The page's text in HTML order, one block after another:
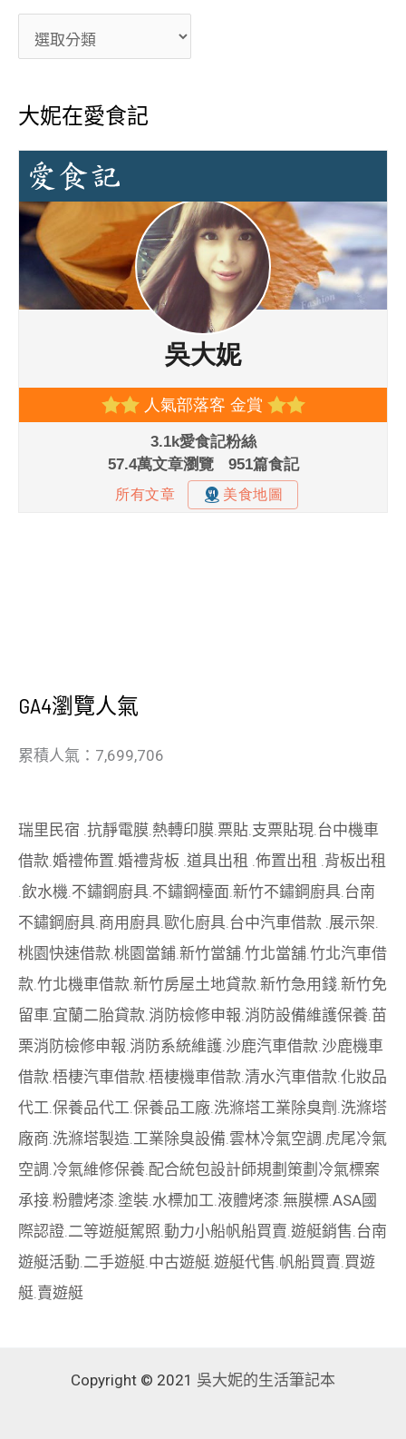
大妮在愛食記
GA4瀏覽人氣
累積人氣：7,699,706
瑞里民宿 .抗靜電膜.熱轉印膜.票貼.支票貼現.台中機車
借款.婚禮佈置.婚禮背板 .道具出租 .佈置出租 .背板出租
.飲水機.不鏽鋼廚具.不鏽鋼檯面.新竹不鏽鋼廚具.台南
不鏽鋼廚具.商用廚具.歐化廚具.台中汽車借款 .展示架.
桃園快速借款.桃園當鋪.新竹當舖.竹北當舖.竹北汽車借
款.竹北機車借款.新竹房屋土地貸款.新竹急用錢.新竹免
留車.宜蘭二胎貸款.消防檢修申報.消防設備維護保養.苗
栗消防檢修申報.消防系統維護.沙鹿汽車借款.沙鹿機車
借款.梧棲汽車借款.梧棲機車借款.清水汽車借款.化妝品
代工.保養品代工.保養品工廠.洗滌塔工業除臭劑 .洗滌塔
廠商.洗滌塔製造.工業除臭設備.雲林冷氣空調.虎尾冷氣
空調.冷氣維修保養.配合統包設計師規劃策劃 冷氣標案
承接.粉體烤漆.塗裝.水標加工.液體烤漆.無膜標.ASA國
際認證.二等遊艇駕照.動力小船帆船買賣.遊艇銷售.台南
遊艇活動.二手遊艇.中古遊艇.遊艇代售.帆船買賣.買遊
艇.賣遊艇
Copyright © 2021 吳大妮的生活筆記本